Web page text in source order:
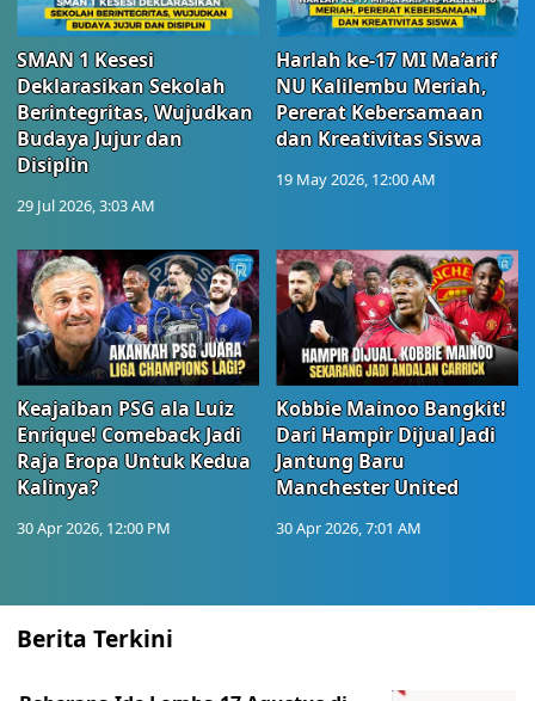
SMAN 1 Kesesi
Deklarasikan Sekolah
Berintegritas, Wujudkan
Budaya Jujur dan
Disiplin
29 Jul 2026, 3:03 AM
Harlah ke-17 MI Ma’arif
NU Kalilembu Meriah,
Pererat Kebersamaan
dan Kreativitas Siswa
19 May 2026, 12:00 AM
Keajaiban PSG ala Luiz
Enrique! Comeback Jadi
Raja Eropa Untuk Kedua
Kalinya?
30 Apr 2026, 12:00 PM
Kobbie Mainoo Bangkit!
Dari Hampir Dijual Jadi
Jantung Baru
Manchester United
30 Apr 2026, 7:01 AM
Berita Terkini